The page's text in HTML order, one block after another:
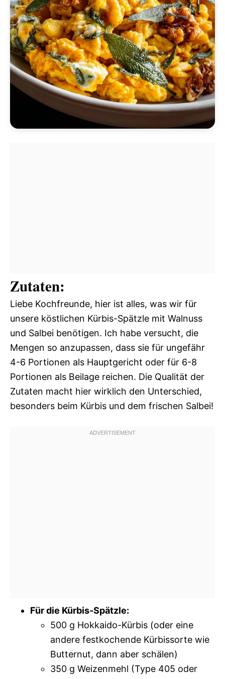
Zutaten:
Liebe Kochfreunde, hier ist alles, was wir für
unsere köstlichen Kürbis-Spätzle mit Walnuss
und Salbei benötigen. Ich habe versucht, die
Mengen so anzupassen, dass sie für ungefähr
4-6 Portionen als Hauptgericht oder für 6-8
Portionen als Beilage reichen. Die Qualität der
Zutaten macht hier wirklich den Unterschied,
besonders beim Kürbis und dem frischen Salbei!
Für die Kürbis-Spätzle:
500 g Hokkaido-Kürbis (oder eine
andere festkochende Kürbissorte wie
Butternut, dann aber schälen)
350 g Weizenmehl (Type 405 oder